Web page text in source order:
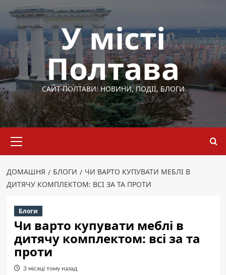
Перейти
вмісту
У місті
Полтава
САЙТ ПОЛТАВИ: НОВИНИ, ПОДІЇ, БЛОГИ
меню
ДОМАШНЯ БЛОГИ
ЧИ ВАРТО КУПУВАТИ МЕБЛІ В
ДИТЯЧУ КОМПЛЕКТОМ: ВСІ ЗА ТА ПРОТИ
Блоги
Чи варто купувати меблі в
дитячу комплектом: всі за та
проти
3 місяці тому назад